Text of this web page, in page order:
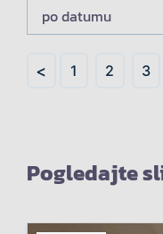
po datumu
< 1 2 3
Pogledajte